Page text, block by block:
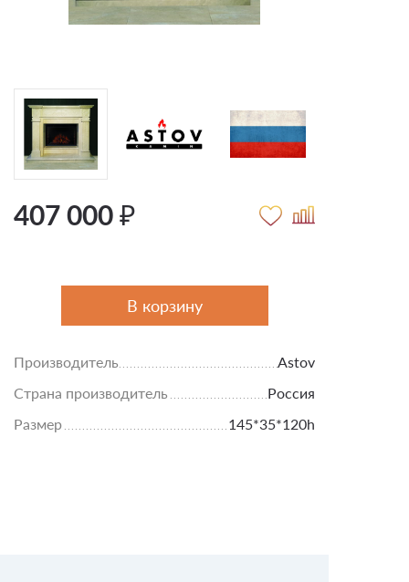
407 000 ₽
В корзину
Производитель
Astov
Страна производитель
Россия
Размер
145*35*120h